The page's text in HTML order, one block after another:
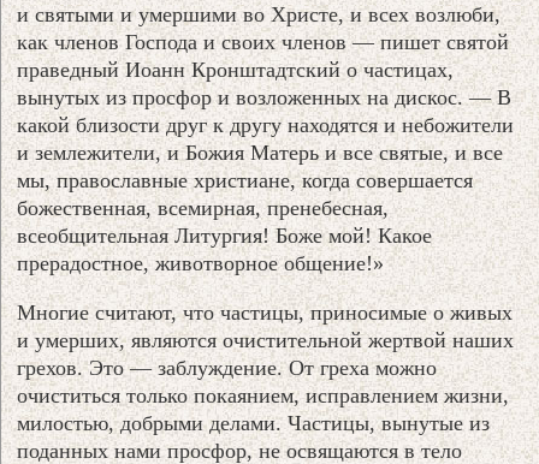
и святыми и умершими во Христе, и всех возлюби,
как членов Господа и своих членов — пишет святой
праведный Иоанн Кронштадтский о частицах,
вынутых из просфор и возложенных на дискос. — В
какой близости друг к другу находятся и небожители
и землежители, и Божия Матерь и все святые, и все
мы, православные христиане, когда совершается
божественная, всемирная, пренебесная,
всеобщительная Литургия! Боже мой! Какое
прерадостное, животворное общение!»
Многие считают, что частицы, приносимые о живых
и умерших, являются очистительной жертвой наших
грехов. Это — заблуждение. От греха можно
очиститься только покаянием, исправлением жизни,
милостью, добрыми делами. Частицы, вынутые из
поданных нами просфор, не освящаются в тело